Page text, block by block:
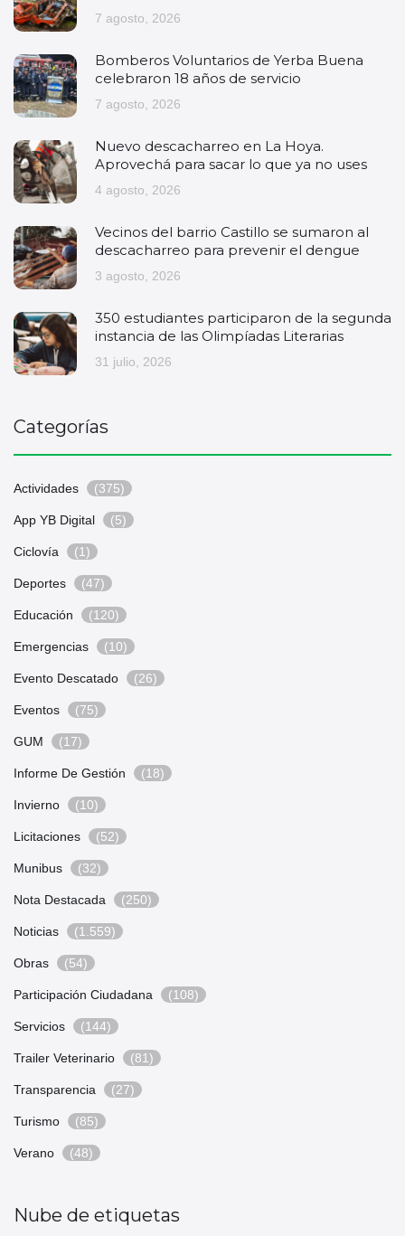
7 agosto, 2026
Bomberos Voluntarios de Yerba Buena
celebraron 18 años de servicio
7 agosto, 2026
Nuevo descacharreo en La Hoya.
Aprovechá para sacar lo que ya no uses
4 agosto, 2026
Vecinos del barrio Castillo se sumaron al
descacharreo para prevenir el dengue
3 agosto, 2026
350 estudiantes participaron de la segunda
instancia de las Olimpíadas Literarias
31 julio, 2026
Categorías
Actividades (375)
App YB Digital (5)
Ciclovía (1)
Deportes (47)
Educación (120)
Emergencias (10)
Evento Descatado (26)
Eventos (75)
GUM (17)
Informe De Gestión (18)
Invierno (10)
Licitaciones (52)
Munibus (32)
Nota Destacada (250)
Noticias (1.559)
Obras (54)
Participación Ciudadana (108)
Servicios (144)
Trailer Veterinario (81)
Transparencia (27)
Turismo (85)
Verano (48)
Nube de etiquetas